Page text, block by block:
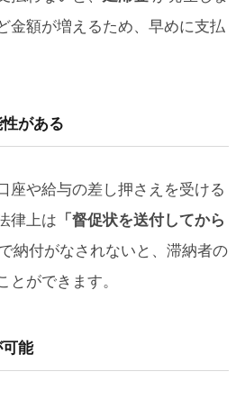
金額が増えるため、早めに支払
がある
座や給与の差し押さえを受ける
律上は 「督促状を送付してから
で納付がなされないと、滞納者の
ができます。
能